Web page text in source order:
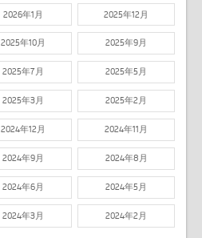
2026年1月 2025年12月
2025年10月 2025年9月
2025年7月 2025年5月
2025年3月 2025年2月
2024年12月 2024年11月
2024年9月 2024年8月
2024年6月 2024年5月
2024年3月 2024年2月